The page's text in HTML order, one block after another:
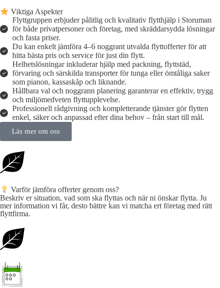
Viktiga Aspekter
Flyttgruppen erbjuder pålitlig och kvalitativ flytthjälp i Storuman
för både privatpersoner och företag, med skräddarsydda lösningar
och fasta priser.
Du kan enkelt jämföra 4–6 noggrant utvalda flyttofferter för att
hitta bästa pris och service för just din flytt.
Helhetslösningar inkluderar hjälp med packning, flyttstäd,
förvaring och särskilda transporter för tunga eller ömtåliga saker
som pianon, kassaskåp och liknande.
Hållbara val och noggrann planering garanterar en effektiv, trygg
och miljömedveten flyttupplevelse.
Professionell rådgivning och kompletterande tjänster gör flytten
enkel, säker och anpassad efter dina behov – från start till mål.
Läs mer om oss
Varför jämföra offerter genom oss?
Beskriv er situation, vad som ska flyttas och när ni önskar flytta. Ju
mer information vi får, desto bättre kan vi matcha ert företag med rätt
flyttfirma.